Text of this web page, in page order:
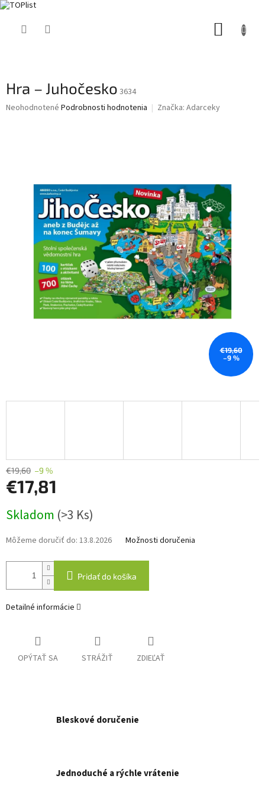
Hra – Juhočesko 3634
Priemerné
hviezdičiek.
Neohodnotené Podrobnosti hodnotenia Značka: Adarceky
€19,60
–9 %
€19,60 –9 %
€17,81
cena:
Skladom (>3 Ks)
Môžeme doručiť do: 13.8.2026 Možnosti doručenia
Pridať do košíka
Detailné informácie
OPÝTAŤ SA STRÁŽIŤ ZDIEĽAŤ
Bleskové doručenie
Jednoduché a rýchle vrátenie